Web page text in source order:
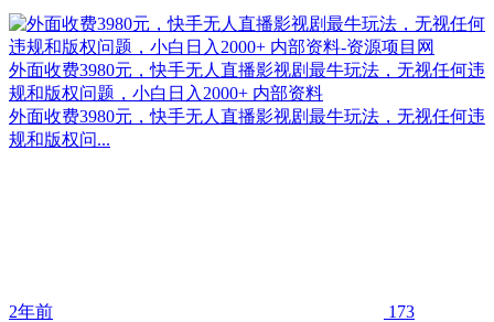
外面收费3980元，快手无人直播影视剧最牛玩法，无视任何违
规和版权问题，小白日入2000+ 内部资料
外面收费3980元，快手无人直播影视剧最牛玩法，无视任何违
规和版权问...
2年前 173